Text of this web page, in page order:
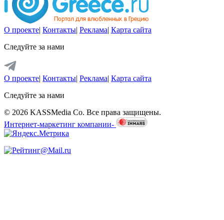
О проекте| Контакты| Реклама| Карта сайта
Следуйте за нами
О проекте| Контакты| Реклама| Карта сайта
Следуйте за нами
© 2026 KASSMedia Co. Все права защищены.
Интернет-маркетинг компании-